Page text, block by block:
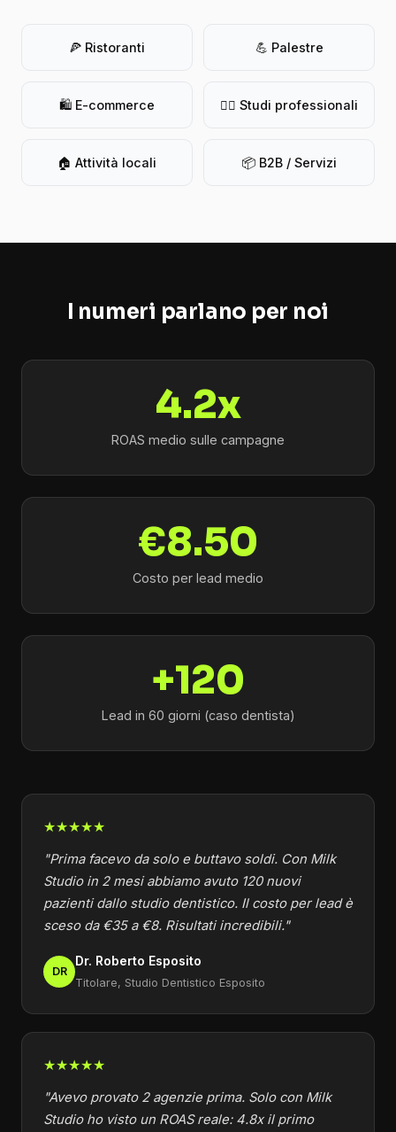
🍕 Ristoranti 💪 Palestre
🛍️ E-commerce 👨‍⚕️ Studi professionali
🏠 Attività locali 📦 B2B / Servizi
I numeri parlano per noi
4.2x
ROAS medio sulle campagne
€8.50
Costo per lead medio
+120
Lead in 60 giorni (caso dentista)
★★★★★
"Prima facevo da solo e buttavo soldi. Con Milk
Studio in 2 mesi abbiamo avuto 120 nuovi
pazienti dallo studio dentistico. Il costo per lead è
sceso da €35 a €8. Risultati incredibili."
DR
Dr. Roberto Esposito
Titolare, Studio Dentistico Esposito
★★★★★
"Avevo provato 2 agenzie prima. Solo con Milk
Studio ho visto un ROAS reale: 4.8x il primo